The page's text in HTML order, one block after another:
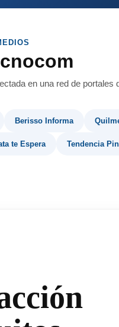
en una red de portales
Berisso Informa
te Espera Tendencia